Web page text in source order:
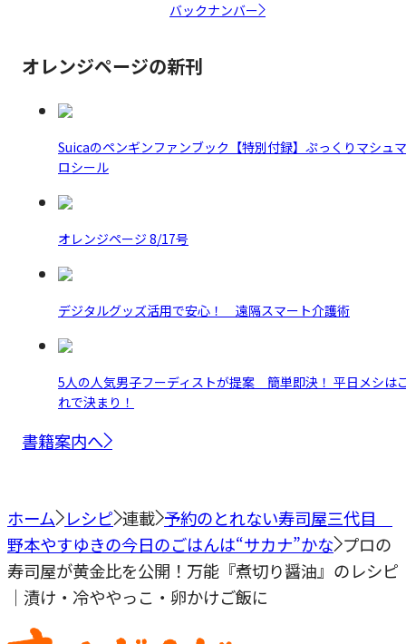
バックナンバー
オレンジページの新刊
Suicaのペンギンファンブック【特別付録】ぷっくりマシュマ
ロシール
オレンジページ 8/17号
デジタルグッズ活用で安心！ 遠隔スマート介護術
5人の人気男子フーディストが提案 簡単即決！ 平日メシは
れで決まり！
書籍案内へ
ホーム レシピ 連載 予約のとれない寿司屋三代目
野本やすゆきの今日のごはんは“サカナ”かな プロの
寿司屋が黄金比を公開！万能『煮切り醤油』のレシピ
｜漬け・冷ややっこ・卵かけご飯に